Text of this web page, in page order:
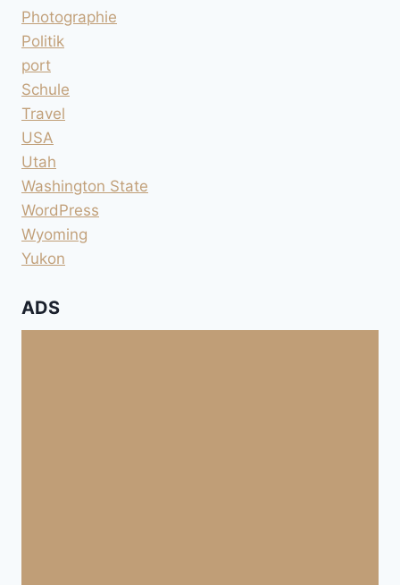
Photographie
Politik
port
Schule
Travel
USA
Utah
Washington State
WordPress
Wyoming
Yukon
ADS